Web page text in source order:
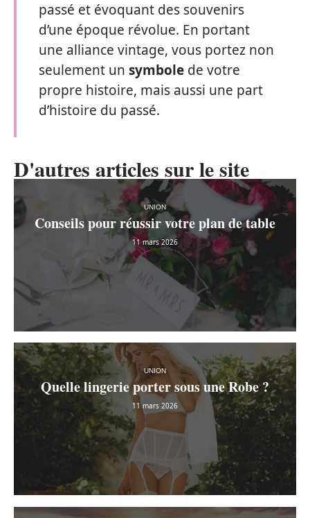
passé et évoquant des souvenirs
d’une époque révolue. En portant
une alliance vintage, vous portez non
seulement un symbole de votre
propre histoire, mais aussi une part
d’histoire du passé.
D'autres articles sur le site
UNION
Conseils pour réussir votre plan de table
11 mars 2026
UNION
Quelle lingerie porter sous une Robe ?
11 mars 2026